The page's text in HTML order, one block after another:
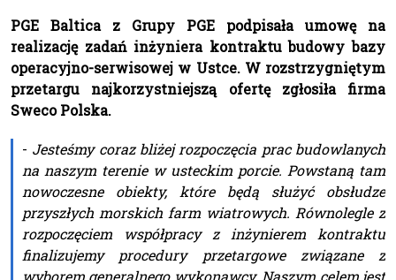
PGE Baltica z Grupy PGE podpisała umowę na
realizację zadań inżyniera kontraktu budowy bazy
operacyjno-serwisowej w Ustce. W rozstrzygniętym
przetargu najkorzystniejszą ofertę zgłosiła firma
Sweco Polska.
- Jesteśmy coraz bliżej rozpoczęcia prac budowlanych
na naszym terenie w usteckim porcie. Powstaną tam
nowoczesne obiekty, które będą służyć obsłudze
przyszłych morskich farm wiatrowych. Równolegle z
rozpoczęciem współpracy z inżynierem kontraktu
finalizujemy procedury przetargowe związane z
wyborem generalnego wykonawcy. Naszym celem jest